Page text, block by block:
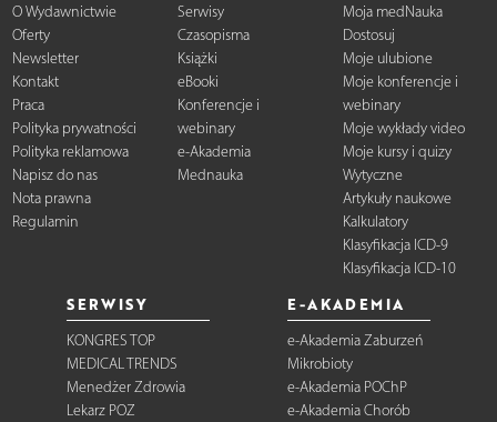
O Wydawnictwie
Oferty
Newsletter
Kontakt
Praca
Polityka prywatności
Polityka reklamowa
Napisz do nas
Nota prawna
Regulamin
Serwisy
Czasopisma
Książki
eBooki
Konferencje i
webinary
e-Akademia
Mednauka
Moja medNauka
Dostosuj
Moje ulubione
Moje konferencje i
webinary
Moje wykłady video
Moje kursy i quizy
Wytyczne
Artykuły naukowe
Kalkulatory
Klasyfikacja ICD-9
Klasyfikacja ICD-10
SERWISY
KONGRES TOP
MEDICAL TRENDS
Menedżer Zdrowia
Lekarz POZ
E-AKADEMIA
e-Akademia Zaburzeń
Mikrobioty
e-Akademia POChP
e-Akademia Chorób